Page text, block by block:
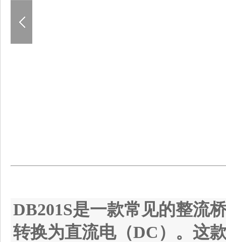
DB201S是一款常见的整流
转换为直流电（DC）。这